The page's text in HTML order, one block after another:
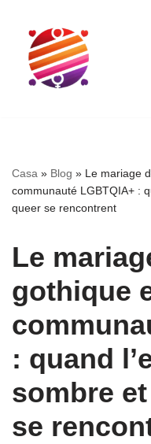
contenuto
Casa » Blog » Le mariage
communauté LGBTQIA+ :
queer se rencontrent
Le
gothique
: quand
sombre
se